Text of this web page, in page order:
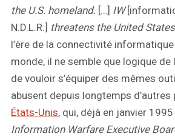
the U.S. homeland. […] IW
N.D.L.R.] threatens the United
l’ère de la connectivité
monde, il ne semble que logique de
de vouloir s’équiper des mêmes
abusent depuis longtemps d’autres
États-Unis, qui, déjà en janvier 1995
Information Warfare Executive